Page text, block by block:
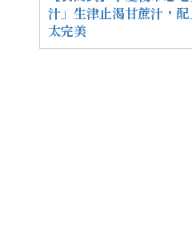
汁」生津止渴甘蔗汁，
太完美